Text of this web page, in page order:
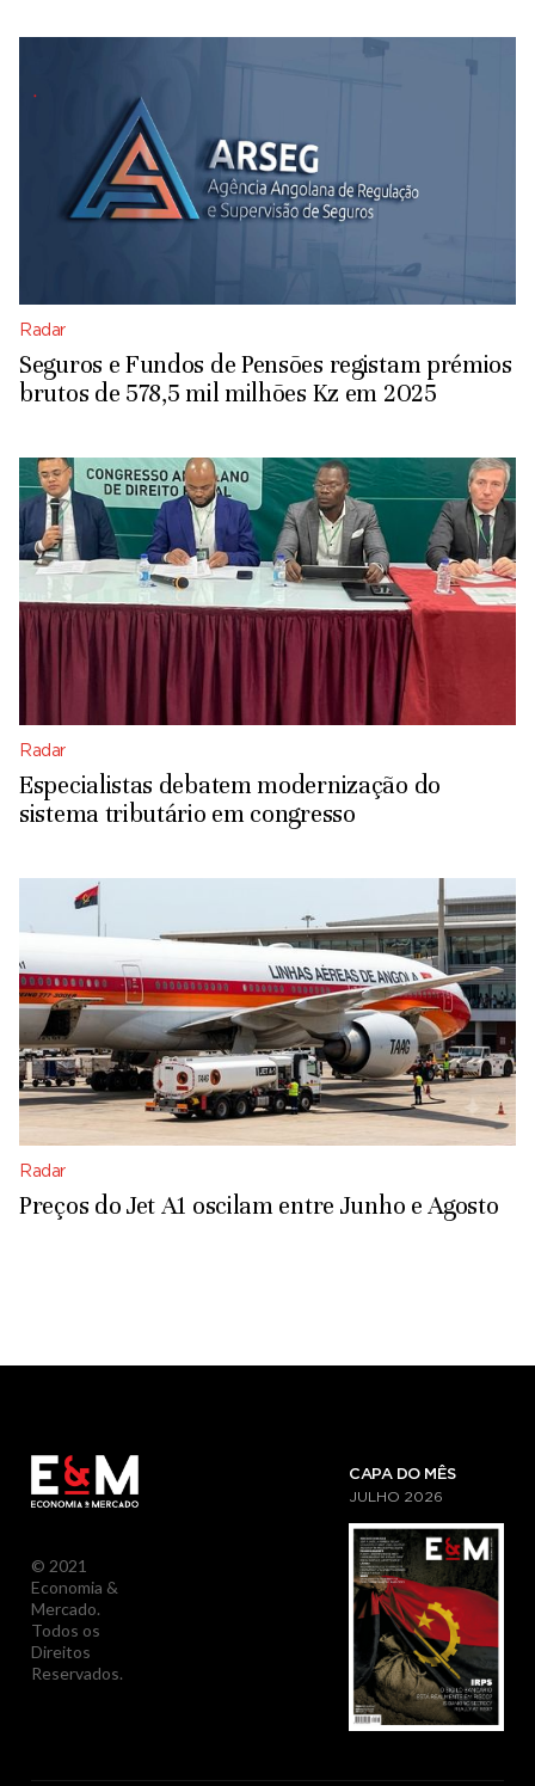
Radar
Seguros e Fundos de Pensões registam prémios
brutos de 578,5 mil milhões Kz em 2025
Radar
Especialistas debatem modernização do
sistema tributário em congresso
Radar
Preços do Jet A1 oscilam entre Junho e Agosto
© 2021
Economia &
Mercado.
Todos os
Direitos
Reservados.
CAPA DO MÊS
JULHO 2026